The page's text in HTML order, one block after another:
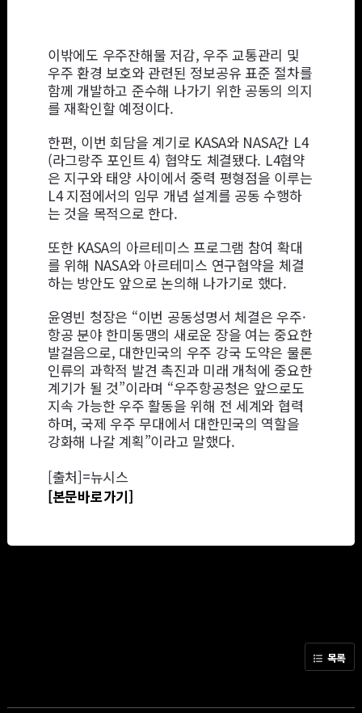
이밖에도 우주잔해물 저감, 우주 교통관리 및
우주 환경 보호와 관련된 정보공유 표준 절차를
함께 개발하고 준수해 나가기 위한 공동의 의지
를 재확인할 예정이다.
한편, 이번 회담을 계기로 KASA와 NASA간 L4
(라그랑주 포인트 4) 협약도 체결됐다. L4협약
은 지구와 태양 사이에서 중력 평형점을 이루는
L4 지점에서의 임무 개념 설계를 공동 수행하
는 것을 목적으로 한다.
또한 KASA의 아르테미스 프로그램 참여 확대
를 위해 NASA와 아르테미스 연구협약을 체결
하는 방안도 앞으로 논의해 나가기로 했다.
윤영빈 청장은 “이번 공동성명서 체결은 우주·
항공 분야 한미동맹의 새로운 장을 여는 중요한
발걸음으로, 대한민국의 우주 강국 도약은 물론
인류의 과학적 발견 촉진과 미래 개척에 중요한
계기가 될 것”이라며 “우주항공청은 앞으로도
지속 가능한 우주 활동을 위해 전 세계와 협력
하며, 국제 우주 무대에서 대한민국의 역할을
강화해 나갈 계획”이라고 말했다.
[출처]=뉴시스
[본문바로가기]
목록